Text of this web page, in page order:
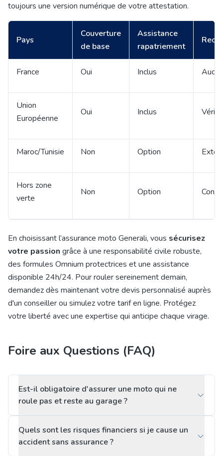
toujours une version numérique de votre attestation.
Pays
Couverture
de base
Assistance
rapatriement
France Oui Inclus
Union
Européenne
Oui Inclus
Maroc/Tunisie Non Option
Hors zone
verte
Non Option
En choisissant l’assurance moto Generali, vous sécurisez
votre passion grâce à une responsabilité civile robuste,
des formules Omnium protectrices et une assistance
disponible 24h/24. Pour rouler sereinement demain,
demandez dès maintenant votre devis personnalisé auprès
d'un conseiller ou simulez votre tarif en ligne. Protégez
votre liberté avec une expertise qui anticipe chaque virage.
Foire aux Questions (FAQ)
Est-il obligatoire d'assurer une moto qui ne
roule pas et reste au garage ?
Quels sont les risques financiers si je cause un
accident sans assurance ?